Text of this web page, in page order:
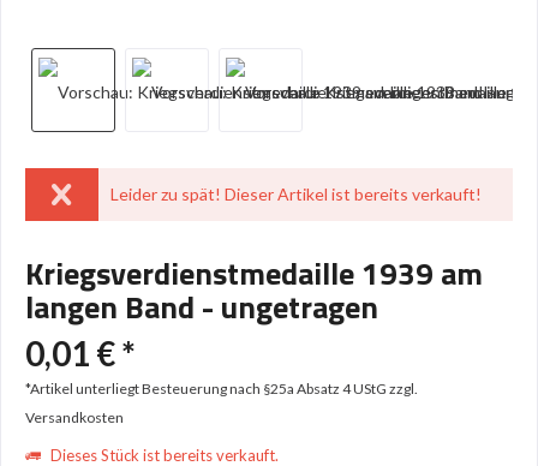
Leider zu spät! Dieser Artikel ist bereits verkauft!
Kriegsverdienstmedaille 1939 am
langen Band - ungetragen
0,01 € *
*Artikel unterliegt Besteuerung nach §25a Absatz 4 UStG zzgl.
Versandkosten
Dieses Stück ist bereits verkauft.